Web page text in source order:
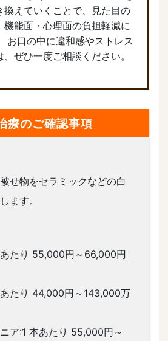
換えていくことで、見た目の
機能面・心理面の負担軽減に
お口の中に違和感やストレス
ぜひ一度ご相談ください。
療のご確認事項
せ物をセラミックなどの白
ます。
たり 55,000円～66,000円
たり 44,000円～143,000万
ア:1 本あたり 55,000円～